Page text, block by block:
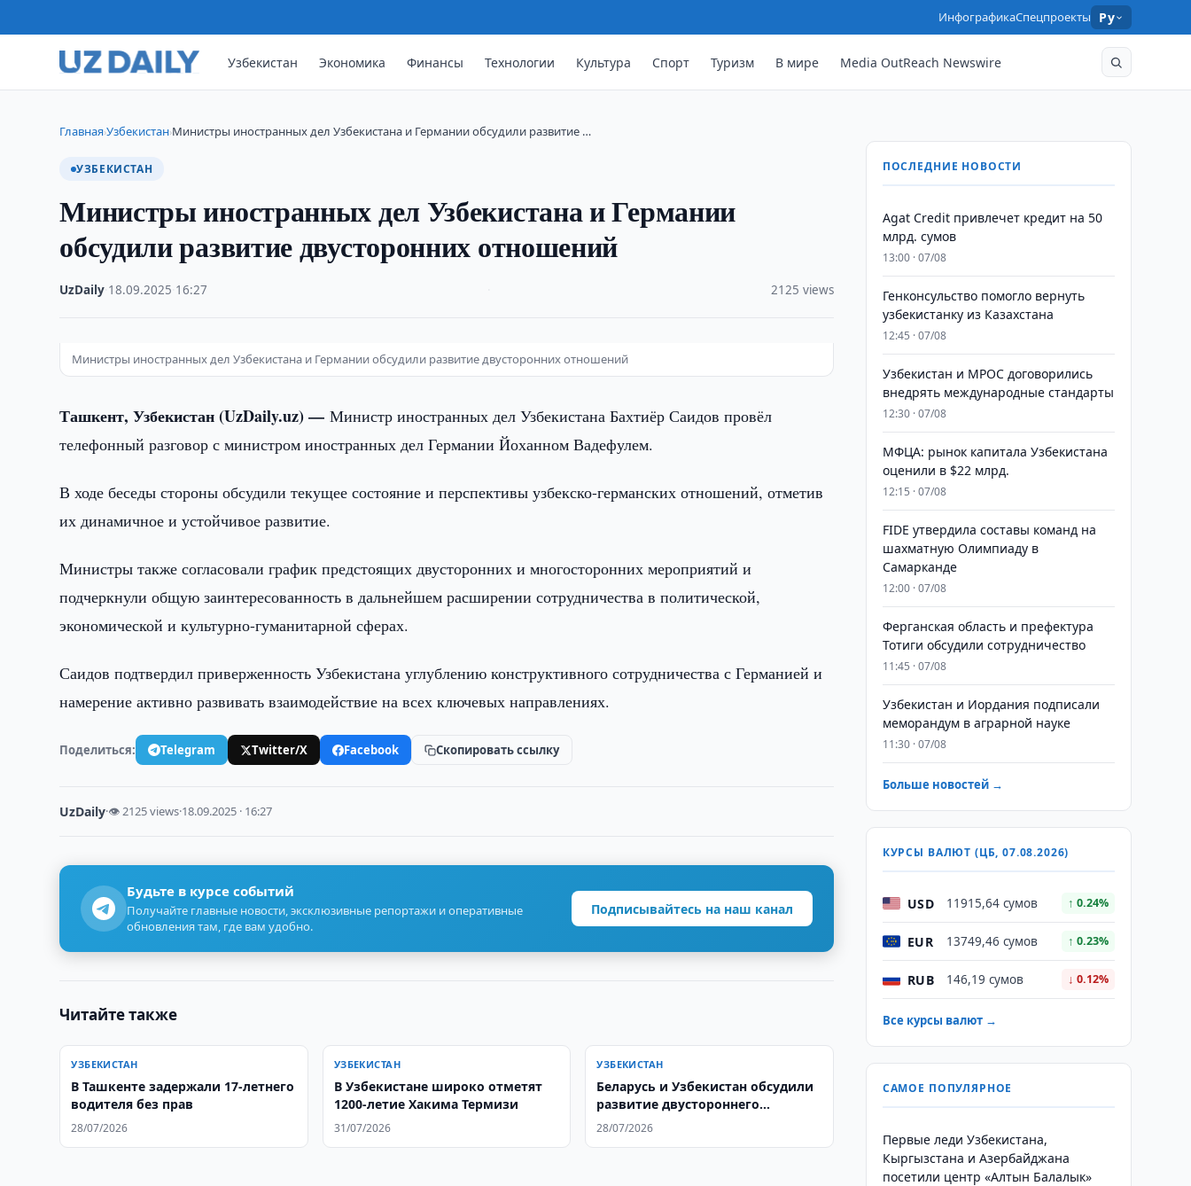
ИнфографикаСпецпроекты Ру
Узбекистан Экономика Финансы Технологии Культура Спорт Туризм В мире Media OutReach Newswire
Главная›Узбекистан›Министры иностранных дел Узбекистана и Германии обсудили развитие …
УЗБЕКИСТАН
Министры иностранных дел Узбекистана и Германии
обсудили развитие двусторонних отношений
UzDaily 18.09.2025 16:27 2125 views
Министры иностранных дел Узбекистана и Германии обсудили развитие двусторонних отношений
Ташкент, Узбекистан (UzDaily.uz) —Министр иностранных дел Узбекистана Бахтиёр Саидов провёл
телефонный разговор с министром иностранных дел Германии Йоханном Вадефулем.
В ходе беседы стороны обсудили текущее состояние и перспективы узбекско-германских отношений, отметив
их динамичное и устойчивое развитие.
Министры также согласовали график предстоящих двусторонних и многосторонних мероприятий и
подчеркнули общую заинтересованность в дальнейшем расширении сотрудничества в политической,
экономической и культурно-гуманитарной сферах.
Саидов подтвердил приверженность Узбекистана углублению конструктивного сотрудничества с Германией и
намерение активно развивать взаимодействие на всех ключевых направлениях.
Поделиться: Telegram Twitter/X Facebook Скопировать ссылку
UzDaily·👁 2125 views·18.09.2025 · 16:27
Будьте в курсе событий
Получайте главные новости, эксклюзивные репортажи и оперативные
обновления там, где вам удобно.
Подписывайтесь на наш канал
Читайте также
УЗБЕКИСТАН
В Ташкенте задержали 17-летнего
водителя без прав
28/07/2026
УЗБЕКИСТАН
В Узбекистане широко отметят
1200-летие Хакима Термизи
31/07/2026
УЗБЕКИСТАН
Беларусь и Узбекистан обсудили
развитие двустороннего
сотрудничества
28/07/2026
ПОСЛЕДНИЕ НОВОСТИ
Agat Credit привлечет кредит на 50
млрд. сумов
13:00 · 07/08
Генконсульство помогло вернуть
узбекистанку из Казахстана
12:45 · 07/08
Узбекистан и MPOC договорились
внедрять международные стандарты
12:30 · 07/08
МФЦА: рынок капитала Узбекистана
оценили в $22 млрд.
12:15 · 07/08
FIDE утвердила составы команд на
шахматную Олимпиаду в
Самарканде
12:00 · 07/08
Ферганская область и префектура
Тотиги обсудили сотрудничество
11:45 · 07/08
Узбекистан и Иордания подписали
меморандум в аграрной науке
11:30 · 07/08
Больше новостей →
КУРСЫ ВАЛЮТ (ЦБ, 07.08.2026)
USD 11915,64 сумов ↑ 0.24%
EUR 13749,46 сумов ↑ 0.23%
RUB 146,19 сумов ↓ 0.12%
Все курсы валют →
САМОЕ ПОПУЛЯРНОЕ
Первые леди Узбекистана,
Кыргызстана и Азербайджана
посетили центр «Алтын Балалык»